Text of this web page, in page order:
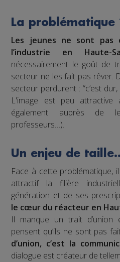
La problématique
Les jeunes ne sont pas
l’industrie en Haute-
nécessairement le goût de
secteur ne les fait pas rêver.
secteur perdurent : “c’est dur,
L'image est peu attractive
également auprès de
professeurs…).
Un enjeu de
Face à cette problématique,
attractif la filière
génération et de ses
le cœur du réacteur en
Il manque un trait
pensent qu’ils ne sont pas
d’union, c’est la
dialogue est créateur de